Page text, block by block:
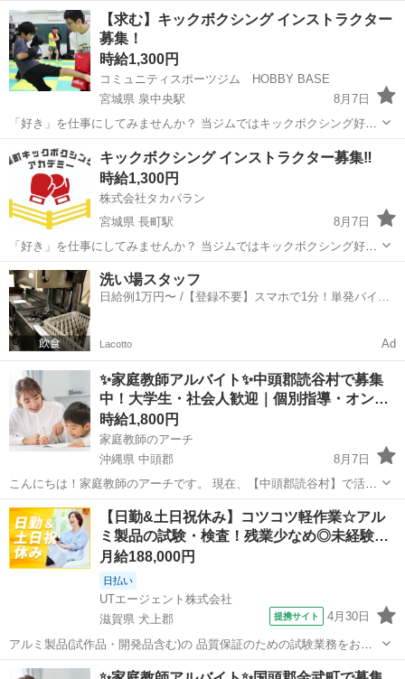
の仲間を募集しています。 ・元プロキックボクサー ・アマチュアキッ
クボクサーで10戦以上試合経験あり ・その他空手やボクシング等で試
合経験ありや立技...
宮城 仙台市 五橋駅 インストラクター
キックボクシング
【求む】キックボクシング インストラクター
募集！
時給1,300円
コミュニティスポーツジム HOBBY BASE
宮城県 泉中央駅
8月7日
「好き」を仕事にしてみませんか？ 当ジムではキックボクシング好き
の仲間を募集しています。 ・元プロキックボクサー ・アマチュアキッ
クボクサーで10戦以上試合経験あり ・その他空手やボクシング等で試
合経験ありや立技...
宮城 仙台市 泉中央駅 インストラクター
キックボクシング
キックボクシング インストラクター募集‼️
時給1,300円
株式会社タカパラン
宮城県 長町駅
8月7日
「好き」を仕事にしてみませんか？ 当ジムではキックボクシング好き
の仲間を募集しています。 ・元プロキックボクサー ・アマチュアキッ
クボクサーで10戦以上試合経験あり ・その他空手やボクシング等で試
合経験ありや立技...
宮城 仙台市 長町駅
洗い場スタッフ
日給例1万円〜 /【登録不要】スマホで1分！単発バイト
Lacotto Ad
✨家庭教師アルバイト✨中頭郡読谷村で募集
中！大学生・社会人歓迎｜個別指導・オン…
時給1,800円
家庭教師のアーチ
沖縄県 中頭郡
8月7日
こんにちは！家庭教師のアーチです。 現在、【中頭郡読谷村】で活躍
していただける家庭教師のアルバイトを募集しています。 ✔ 教育に関
わる仕事がしたい ✔ 子どもと関わるのが好き ✔ 【中頭郡読谷村】で
副業やWワーク...
沖縄 中頭郡 家庭教師 読谷村
【日勤&土日祝休み】コツコツ軽作業☆アル
ミ製品の試験・検査！残業少なめ◎未経験…
月給188,000円
日払い
UTエージェント株式会社
滋賀県 犬上郡
提携サイト 4月30日
アルミ製品(試作品・開発品含む)の 品質保証のための試験業務をお任
せします♪ ＜具体的には…？＞ ・アルミック容器完成品の凹みやキズ
滋賀 犬上郡 その他